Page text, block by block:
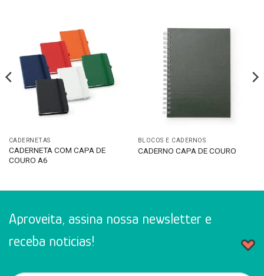
CADERNETAS
CADERNETA COM CAPA DE
COURO A6
BLOCOS E CADERNOS
CADERNO CAPA DE COURO
Aproveita, assina nossa newsletter e
receba noticias!